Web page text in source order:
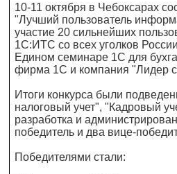
10-11 октября в Чебоксарах
"Лучший пользователь
участие 20 сильнейших
1С:ИТС со всех уголков
Едином семинаре 1С для
фирма 1С и компания "Лидер
Итоги конкурса были
налоговый учет", "Кадровый
разработка и
победитель и два вице-
Победителями стали: